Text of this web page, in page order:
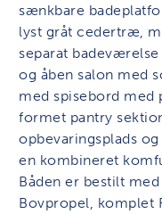
sænkbare
lyst gråt cedertræ,
separat
og åben salon med
med spisebord med
formet pantry
opbevaringsplads
en kombineret
Båden er bestilt
Bovpropel, komplet